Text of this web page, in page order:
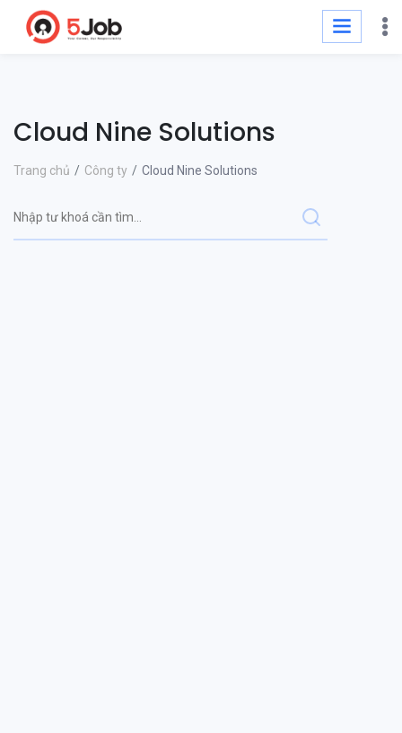
Cloud Nine Solutions
Trang chủ Công ty Cloud Nine Solutions